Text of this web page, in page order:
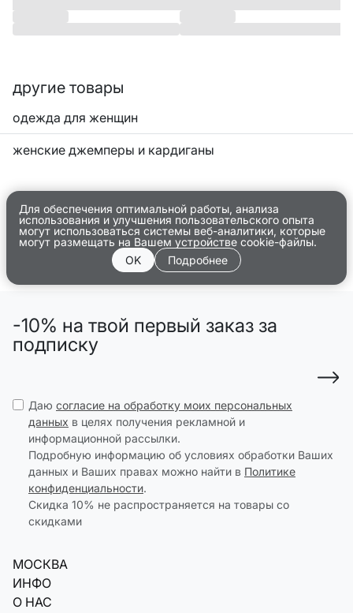
другие товары
одежда для женщин
женские джемперы и кардиганы
Для обеспечения оптимальной работы, анализа
использования и улучшения пользовательского опыта
могут использоваться системы веб-аналитики, которые
могут размещать на Вашем устройстве cookie-файлы.
OK
Подробнее
-10% на твой первый заказ за
подписку
Даю согласие на обработку моих персональных
данных в целях получения рекламной и
информационной рассылки.
Подробную информацию об условиях обработки Ваших
данных и Ваших правах можно найти в Политике
конфиденциальности.
Скидка 10% не распространяется на товары со
скидками
МОСКВА
ИНФО
О НАС